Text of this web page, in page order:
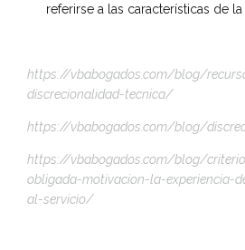
referirse a las características de la
https://vbabogados.com/blog/
discrecionalidad-tecnica/
https://vbabogados.com/blog/
https://vbabogados.com/blog/
obligada-motivacion-la-experiencia-
al-servicio/